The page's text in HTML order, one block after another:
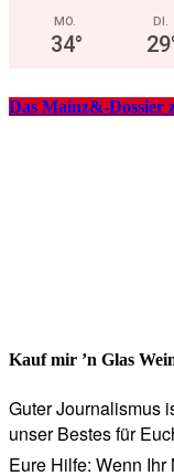
MO.
34°
DI.
29
Das Mainz&-
Kauf mir ’n Glas
Guter Journalismus
unser Bestes für
Eure Hilfe: Wenn